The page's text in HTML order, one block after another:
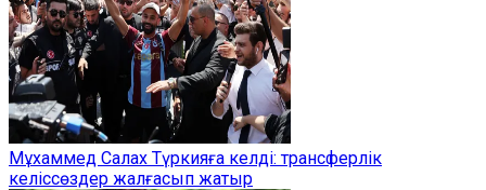
Мұхаммед Салах Түркияға келді: трансферлік
келіссөздер жалғасып жатыр